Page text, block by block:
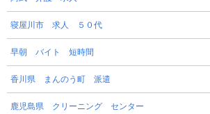
寝屋川市 求人 ５０代
早朝 バイト 短時間
香川県 まんのう町 派遣
鹿児島県 クリーニング センター